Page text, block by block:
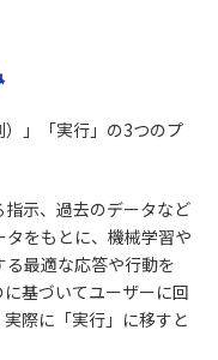
」「実行」の3つのプ
示、過去のデータなど
をもとに、機械学習や
最適な応答や行動を
に基づいてユーザーに回
際に「実行」に移すと